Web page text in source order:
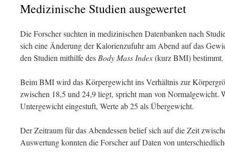
Medizinische Studien ausgewertet
Die Forscher suchten in medizinischen Datenbanken nach
sich eine Änderung der Kalorienzufuhr am Abend auf das
den Studien mithilfe des Body Mass Index(kurz BMI) bestimmt.
Beim BMI wird das Körpergewicht ins Verhältnis zur
zwischen 18,5 und 24,9 liegt, spricht man von Normalgewicht.
Untergewicht eingestuft, Werte ab 25 als Übergewicht.
Der Zeitraum für das Abendessen belief sich auf die Zeit
Auswertung konnten die Forscher auf Daten von